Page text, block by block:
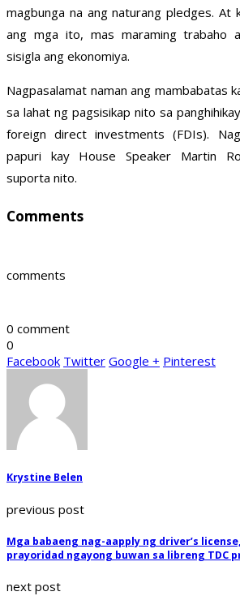
magbunga na ang naturang pledges. At
ang mga ito, mas maraming trabaho
sisigla ang ekonomiya.
Nagpasalamat naman ang mambabatas
sa lahat ng pagsisikap nito sa
foreign direct investments (FDIs).
papuri kay House Speaker Martin
suporta nito.
Comments
comments
0 comment
0
Facebook Twitter Google + Pinterest
Krystine Belen
previous post
Mga babaeng nag-aapply ng driver’s
prayoridad ngayong buwan sa libreng TDC
next post